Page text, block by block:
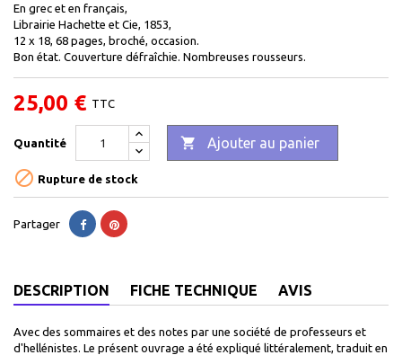
En grec et en français,
Librairie Hachette et Cie, 1853,
12 x 18, 68 pages, broché, occasion.
Bon état. Couverture défraîchie. Nombreuses rousseurs.
25,00 € TTC
Quantité  Ajouter au panier
 Rupture de stock
Partager
DESCRIPTION FICHE TECHNIQUE AVIS
Avec des sommaires et des notes par une société de professeurs et
d'hellénistes. Le présent ouvrage a été expliqué littéralement, traduit en